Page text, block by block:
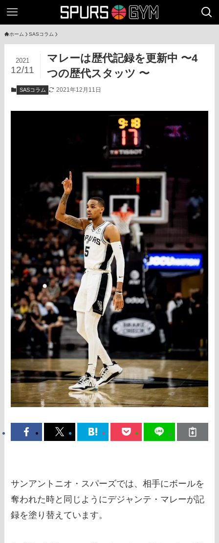
ホーム SASコラム
マレーは歴代記録を更新中 〜4
つの歴代スタッツ 〜
2021
12/11
SASコラム 2021年12月11日
サンアントニオ・スパーズでは、相手にボールを
奪われた時と同じようにデジャンテ・マレーが記
録を塗り替えています。